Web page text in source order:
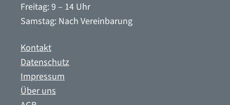
Freitag: 9 – 14 Uhr
Samstag: Nach Vereinbarung
Kontakt
Datenschutz
Impressum
Über uns